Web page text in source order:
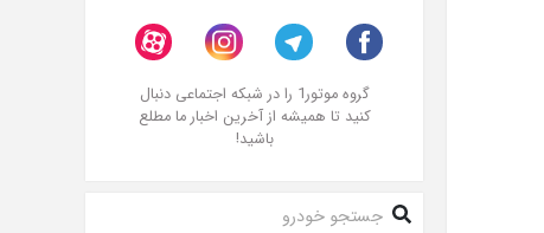
گروه موتور1 را در شبکه اجتماعی دنبال
کنید تا همیشه از آخرین اخبار ما مطلع
باشید!
جستجو خودرو